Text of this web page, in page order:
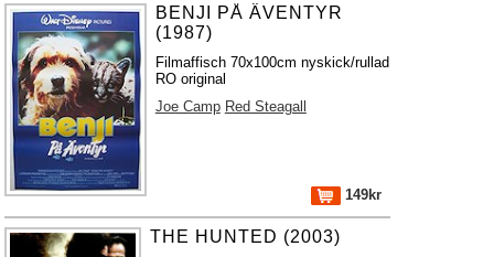
BENJI PÅ ÄVENTYR
(1987)
Filmaffisch 70x100cm nyskick/rullad
RO original
Joe Camp Red Steagall
149kr
THE HUNTED (2003)